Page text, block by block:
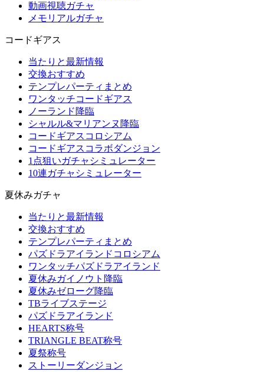
動画視聴ガチャ
メモリアルガチャ
コードギアス
当たりと最新情報
交換おすすめ
テンプレパーティまとめ
ワンタッチコードギアス
ノーランド降臨
シャルル&マリアンヌ降臨
コードギアスコロシアム
コードギアスコラボダンジョン
1点狙いガチャシミュレーター
10連ガチャシミュレーター
夏休みガチャ
当たりと最新情報
交換おすすめ
テンプレパーティまとめ
パズドラアイランドコロシアム
ワンタッチパズドラアイランド
夏休みガイノウト降臨
夏休みゼローグ降臨
TBライブステージ
パズドラアイランド
HEARTS称号
TRIANGLE BEAT称号
夏祭称号
ストーリーダンジョン